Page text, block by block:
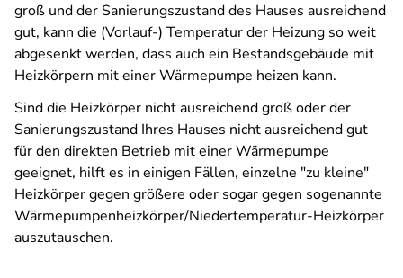
groß und der Sanierungszustand des Hauses ausreichend
gut, kann die (Vorlauf-) Temperatur der Heizung so weit
abgesenkt werden, dass auch ein Bestandsgebäude mit
Heizkörpern mit einer Wärmepumpe heizen kann.
Sind die Heizkörper nicht ausreichend groß oder der
Sanierungszustand Ihres Hauses nicht ausreichend gut
für den direkten Betrieb mit einer Wärmepumpe
geeignet, hilft es in einigen Fällen, einzelne "zu kleine"
Heizkörper gegen größere oder sogar gegen sogenannte
Wärmepumpenheizkörper/Niedertemperatur-Heizkörper
auszutauschen.